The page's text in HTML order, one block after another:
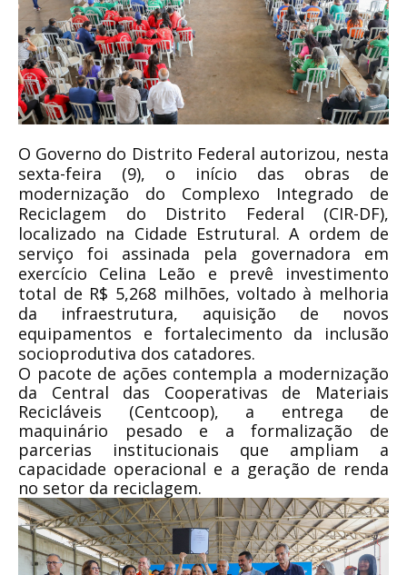
O Governo do Distrito Federal autorizou, nesta
sexta-feira (9), o início das obras de
modernização do Complexo Integrado de
Reciclagem do Distrito Federal (CIR-DF),
localizado na Cidade Estrutural. A ordem de
serviço foi assinada pela governadora em
exercício Celina Leão e prevê investimento
total de R$ 5,268 milhões, voltado à melhoria
da infraestrutura, aquisição de novos
equipamentos e fortalecimento da inclusão
socioprodutiva dos catadores.
O pacote de ações contempla a modernização
da Central das Cooperativas de Materiais
Recicláveis (Centcoop), a entrega de
maquinário pesado e a formalização de
parcerias institucionais que ampliam a
capacidade operacional e a geração de renda
no setor da reciclagem.